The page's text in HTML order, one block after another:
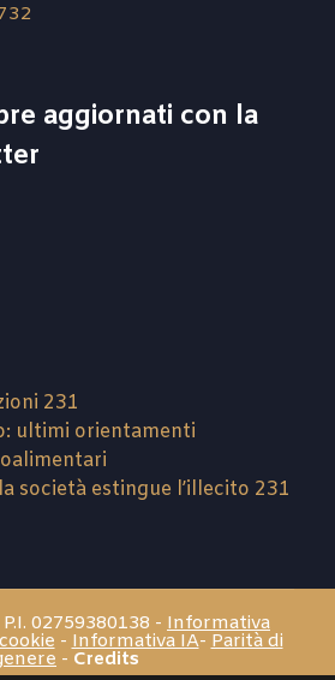
aggiornati con la
231
ultimi orientamenti
società estingue l’illecito 231
P.I. 02759380138 - Informativa
- Informativa IA- Parità di
- Credits